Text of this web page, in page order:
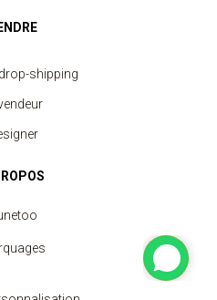
shipping